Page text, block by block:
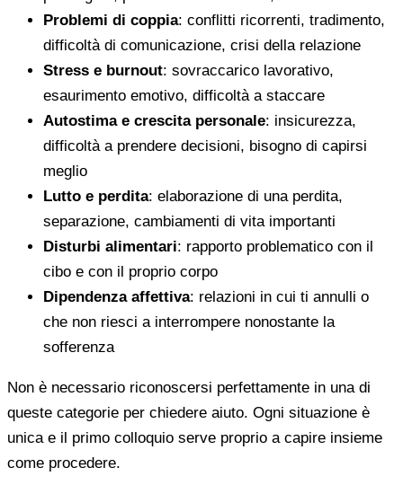
Problemi di coppia: conflitti ricorrenti, tradimento,
difficoltà di comunicazione, crisi della relazione
Stress e burnout: sovraccarico lavorativo,
esaurimento emotivo, difficoltà a staccare
Autostima e crescita personale: insicurezza,
difficoltà a prendere decisioni, bisogno di capirsi
meglio
Lutto e perdita: elaborazione di una perdita,
separazione, cambiamenti di vita importanti
Disturbi alimentari: rapporto problematico con il
cibo e con il proprio corpo
Dipendenza affettiva: relazioni in cui ti annulli o
che non riesci a interrompere nonostante la
sofferenza
Non è necessario riconoscersi perfettamente in una di
queste categorie per chiedere aiuto. Ogni situazione è
unica e il primo colloquio serve proprio a capire insieme
come procedere.